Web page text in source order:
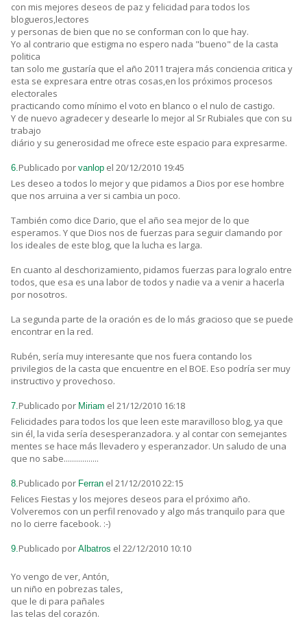
con mis mejores deseos de paz y felicidad para todos los
blogueros,lectores
y personas de bien que no se conforman con lo que hay.
Yo al contrario que estigma no espero nada "bueno" de la casta
politica
tan solo me gustaría que el año 2011 trajera más conciencia critica y
esta se expresara entre otras cosas,en los próximos procesos
electorales
practicando como mínimo el voto en blanco o el nulo de castigo.
Y de nuevo agradecer y desearle lo mejor al Sr Rubiales que con su
trabajo
diário y su generosidad me ofrece este espacio para expresarme.
6.Publicado por vanlop el 20/12/2010 19:45
Les deseo a todos lo mejor y que pidamos a Dios por ese hombre
que nos arruina a ver si cambia un poco.
También como dice Dario, que el año sea mejor de lo que
esperamos. Y que Dios nos de fuerzas para seguir clamando por
los ideales de este blog, que la lucha es larga.
En cuanto al deschorizamiento, pidamos fuerzas para logralo entre
todos, que esa es una labor de todos y nadie va a venir a hacerla
por nosotros.
La segunda parte de la oración es de lo más gracioso que se puede
encontrar en la red.
Rubén, sería muy interesante que nos fuera contando los
privilegios de la casta que encuentre en el BOE. Eso podría ser muy
instructivo y provechoso.
7.Publicado por Miriam el 21/12/2010 16:18
Felicidades para todos los que leen este maravilloso blog, ya que
sin él, la vida sería desesperanzadora. y al contar con semejantes
mentes se hace más llevadero y esperanzador. Un saludo de una
que no sabe.................
8.Publicado por Ferran el 21/12/2010 22:15
Felices Fiestas y los mejores deseos para el próximo año.
Volveremos con un perfil renovado y algo más tranquilo para que
no lo cierre facebook. :-)
9.Publicado por Albatros el 22/12/2010 10:10
Yo vengo de ver, Antón,
un niño en pobrezas tales,
que le di para pañales
las telas del corazón.